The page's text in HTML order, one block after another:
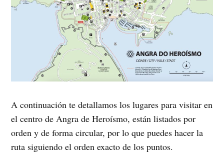
A continuación te detallamos los lugares para visitar en
el centro de Angra de Heroísmo, están listados por
orden y de forma circular, por lo que puedes hacer la
ruta siguiendo el orden exacto de los puntos.